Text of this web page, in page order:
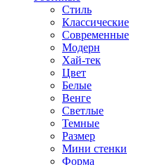
Стиль
Классические
Современные
Модерн
Хай-тек
Цвет
Белые
Венге
Светлые
Темные
Размер
Мини стенки
Форма